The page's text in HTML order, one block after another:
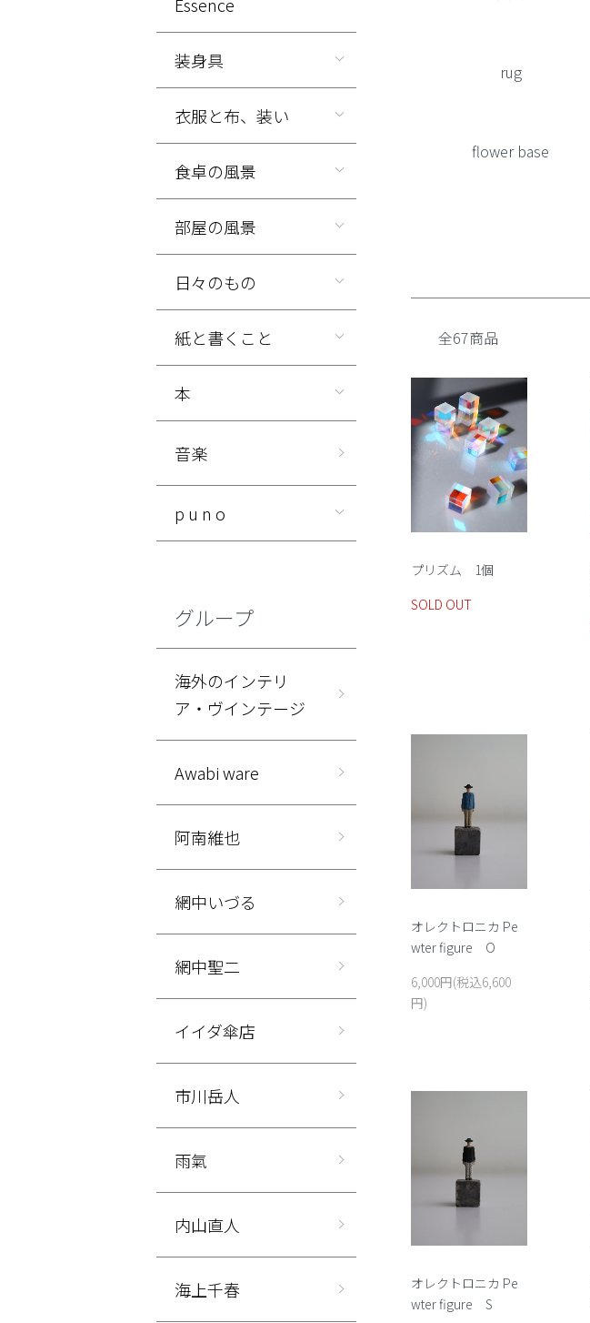
rug
flower base
全67商品
プリズム 1個
SOLD OUT
オレクトロニカ Pe
wter figure O
6,000円(税込6,600
円)
オレクトロニカ Pe
wter figure S
装身具
衣服と布、装い
食卓の風景
部屋の風景
日々のもの
紙と書くこと
本
音楽
p u n o
グループ
海外のインテリ
ア・ヴインテージ
Awabi ware
阿南維也
網中いづる
網中聖二
イイダ傘店
市川岳人
雨氣
内山直人
海上千春